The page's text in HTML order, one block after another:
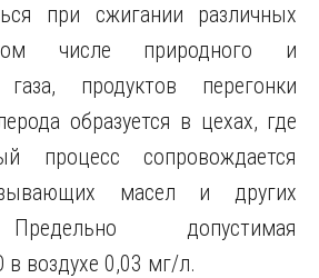
при сжигании различных
числе природного и
газа, продуктов перегонки
образуется в цехах, где
процесс сопровождается
масел и других
допустимая
воздухе 0,03 мг/л.